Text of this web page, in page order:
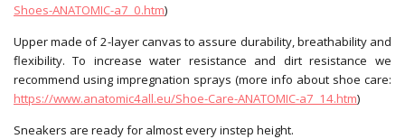
Shoes-ANATOMIC-a7_0.htm)
Upper made of 2-layer canvas to assure durability, breathability and
flexibility. To increase water resistance and dirt resistance we
recommend using impregnation sprays (more info about shoe care:
https://www.anatomic4all.eu/Shoe-Care-ANATOMIC-a7_14.htm)
Sneakers are ready for almost every instep height.